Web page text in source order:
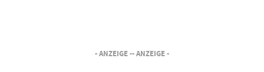
- ANZEIGE -- ANZEIGE -